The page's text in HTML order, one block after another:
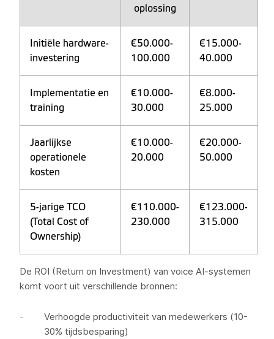
oplossing
Initiële hardware-
investering
€50.000-
100.000
€15.000-
40.000
Implementatie en
training
€10.000-
30.000
€8.000-
25.000
Jaarlijkse
operationele
kosten
€10.000-
20.000
€20.000-
50.000
5-jarige TCO
(Total Cost of
Ownership)
€110.000-
230.000
€123.000-
315.000
De ROI (Return on Investment) van voice AI-systemen
komt voort uit verschillende bronnen:
Verhoogde productiviteit van medewerkers (10-
30% tijdsbesparing)